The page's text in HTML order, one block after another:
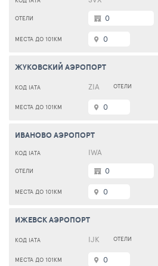
0
0
ЖУКОВСКИЙ АЭРОПОРТ
ZIA
0
ИВАНОВО АЭРОПОРТ
IWA
0
0
ИЖЕВСК АЭРОПОРТ
IJK
0